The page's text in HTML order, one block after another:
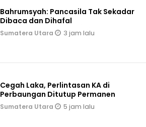
Bahrumsyah: Pancasila Tak Sekadar
Dibaca dan Dihafal
Sumatera Utara 3 jam lalu
Cegah Laka, Perlintasan KA di
Perbaungan Ditutup Permanen
Sumatera Utara 5 jam lalu